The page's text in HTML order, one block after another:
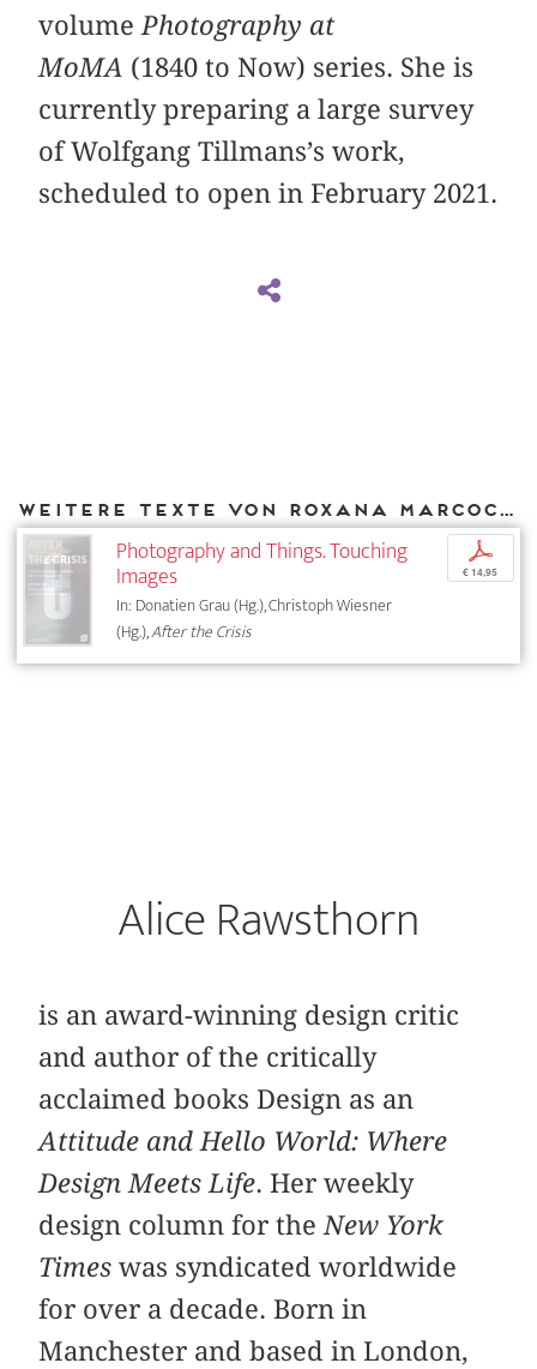
volume Photography at
MoMA (1840 to Now) series. She is
currently preparing a large survey
of Wolfgang Tillmans’s work,
scheduled to open in February 2021.
Weitere Texte von Roxana Marcoci bei DIAPHANES
Photography and Things. Touching
Images
In: Donatien Grau (Hg.), Christoph Wiesner
(Hg.),After the Crisis
p
€ 14,95
Alice Rawsthorn
is an award-winning design critic
and author of the critically
acclaimed books Design as an
Attitude and Hello World: Where
Design Meets Life. Her weekly
design column for the New York
Times was syndicated worldwide
for over a decade. Born in
Manchester and based in London,